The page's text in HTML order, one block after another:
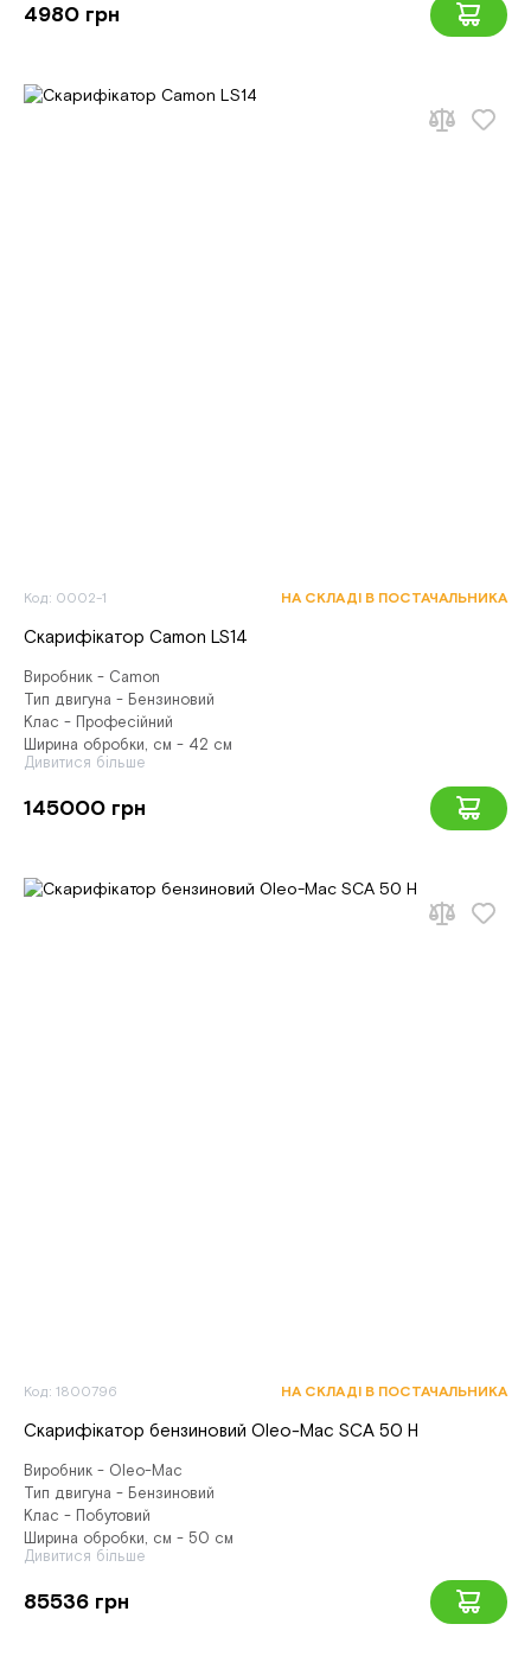
4980 грн
Код: 0002-1 НА СКЛАДІ В ПОСТАЧАЛЬНИКА
Скарифікатор Camon LS14
Виробник - Camon
Тип двигуна - Бензиновий
Клас - Професійний
Ширина обробки, см - 42 см
Дивитися більше
145000 грн
Код: 1800796 НА СКЛАДІ В ПОСТАЧАЛЬНИКА
Скарифікатор бензиновий Oleo-Mac SCA 50 H
Виробник - Oleo-Mac
Тип двигуна - Бензиновий
Клас - Побутовий
Ширина обробки, см - 50 см
Дивитися більше
85536 грн